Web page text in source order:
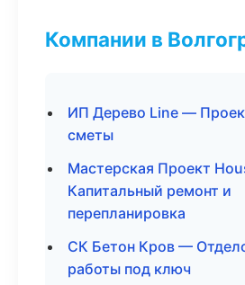
Компании в
ИП Дерево Line —
сметы
Мастерская Проект
Капитальный ремонт и
перепланировка
СК Бетон Кров —
работы под ключ